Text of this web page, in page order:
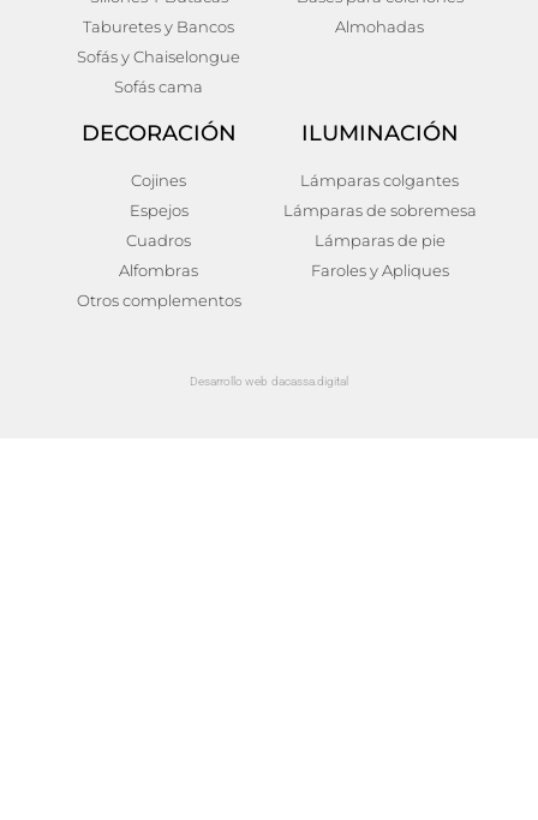
Taburetes y Bancos
Sofás y Chaiselongue
Sofás cama
Almohadas
DECORACIÓN
Cojines
Espejos
Cuadros
Alfombras
Otros complementos
ILUMINACIÓN
Lámparas colgantes
Lámparas de sobremesa
Lámparas de pie
Faroles y Apliques
Desarrollo web dacassa.digital